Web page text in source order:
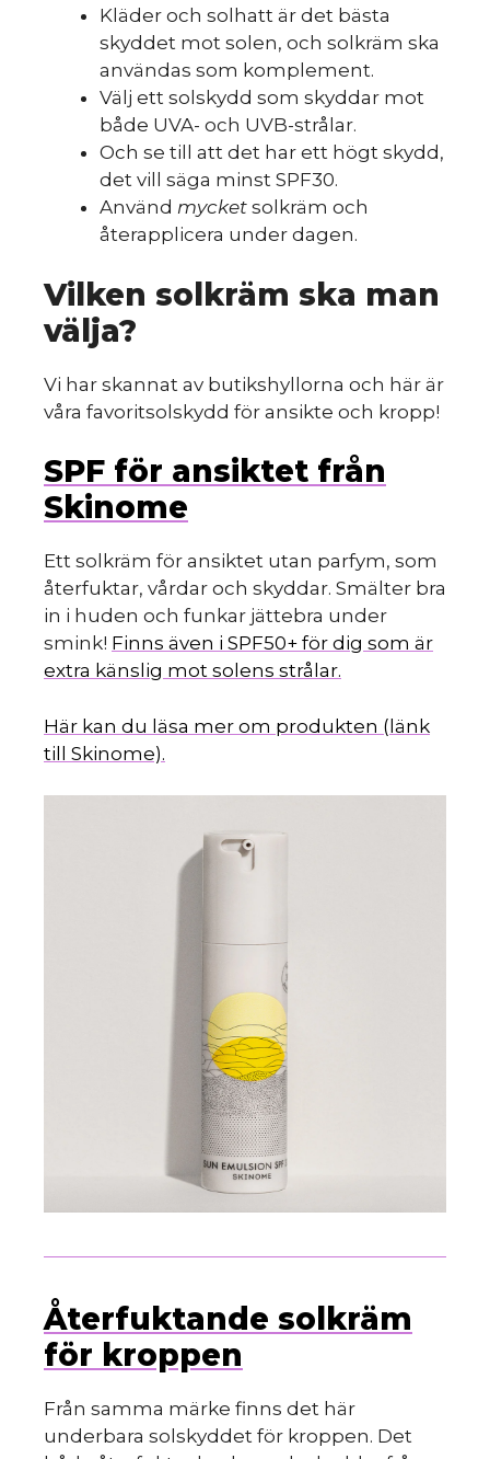
Kläder och solhatt är det bästa
skyddet mot solen, och solkräm ska
användas som komplement.
Välj ett solskydd som skyddar mot
både UVA- och UVB-strålar.
Och se till att det har ett högt skydd,
det vill säga minst SPF30.
Använd mycket solkräm och
återapplicera under dagen.
Vilken solkräm ska man
välja?
Vi har skannat av butikshyllorna och här är
våra favoritsolskydd för ansikte och kropp!
SPF för ansiktet från
Skinome
Ett solkräm för ansiktet utan parfym, som
återfuktar, vårdar och skyddar. Smälter bra
in i huden och funkar jättebra under
smink! Finns även i SPF50+ för dig som är
extra känslig mot solens strålar.
Här kan du läsa mer om produkten (länk
till Skinome).
Återfuktande solkräm
för kroppen
Från samma märke finns det här
underbara solskyddet för kroppen. Det